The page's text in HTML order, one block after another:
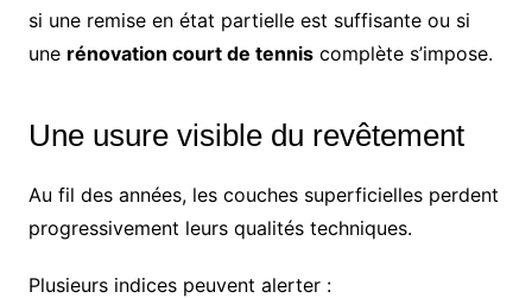
si une remise en état partielle est suffisante ou si
une rénovation court de tenniscomplète s’impose.
Une usure visible du revêtement
Au fil des années, les couches superficielles perdent
progressivement leurs qualités techniques.
Plusieurs indices peuvent alerter :